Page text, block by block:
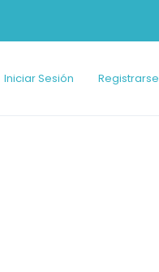
Iniciar Sesión Registrarse